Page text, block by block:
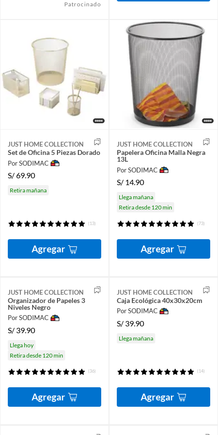
Patrocinado
JUST HOME COLLECTION
Set de Oficina 5 Piezas Dorado
Por SODIMAC
S/69.90
Retira mañana
(13)
Agregar
JUST HOME COLLECTION
Papelera Oficina Malla Negra
13L
Por SODIMAC
S/ 14.90
Llega mañana
Retira desde 120 min
(73)
Agregar
JUST HOME COLLECTION
Organizador de Papeles 3
Niveles Negro
Por SODIMAC
S/ 39.90
Llega hoy
Retira desde 120 min
(36)
Agregar
JUST HOME COLLECTION
Caja Ecológica 40x30x20cm
Por SODIMAC
S/ 39.90
Llega mañana
(14)
Agregar